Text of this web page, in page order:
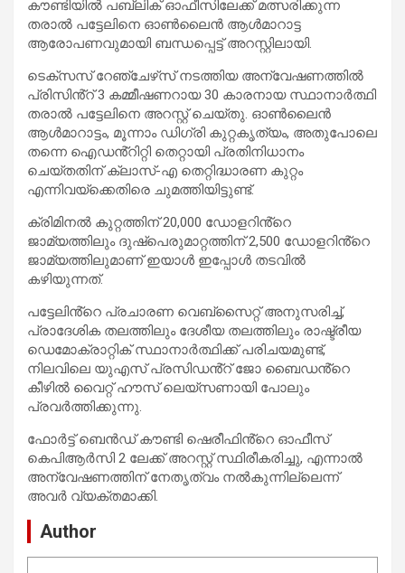
കൗണ്ടിയിൽ പബ്ലിക് ഓഫീസിലേക്ക് മത്സരിക്കുന്ന
തരാൽ പട്ടേലിനെ ഓൺലൈൻ ആൾമാറാട്ട
ആരോപണവുമായി ബന്ധപ്പെട്ട് അറസ്റ്റിലായി.
ടെക്‌സസ് റേഞ്ചേഴ്‌സ് നടത്തിയ അന്വേഷണത്തിൽ
പ്രിസിൻ്റ് 3 കമ്മീഷണറായ 30 കാരനായ സ്ഥാനാർത്ഥി
തരാൽ പട്ടേലിനെ അറസ്റ്റ് ചെയ്തു. ഓൺലൈൻ
ആൾമാറാട്ടം, മൂന്നാം ഡിഗ്രി കുറ്റകൃത്യം, അതുപോലെ
തന്നെ ഐഡൻ്റിറ്റി തെറ്റായി പ്രതിനിധാനം
ചെയ്‌തതിന് ക്ലാസ്-എ തെറ്റിദ്ധാരണ കുറ്റം
എന്നിവയ്‌ക്കെതിരെ ചുമത്തിയിട്ടുണ്ട്.
ക്രിമിനൽ കുറ്റത്തിന് 20,000 ഡോളറിൻ്റെ
ജാമ്യത്തിലും ദുഷ്‌പെരുമാറ്റത്തിന് 2,500 ഡോളറിൻ്റെ
ജാമ്യത്തിലുമാണ് ഇയാൾ ഇപ്പോൾ തടവിൽ
കഴിയുന്നത്.
പട്ടേലിൻ്റെ പ്രചാരണ വെബ്‌സൈറ്റ് അനുസരിച്ച്,
പ്രാദേശിക തലത്തിലും ദേശീയ തലത്തിലും രാഷ്ട്രീയ
ഡെമോക്രാറ്റിക് സ്ഥാനാർത്ഥിക്ക് പരിചയമുണ്ട്,
നിലവിലെ യുഎസ് പ്രസിഡൻ്റ് ജോ ബൈഡൻ്റെ
കീഴിൽ വൈറ്റ് ഹൗസ് ലെയ്‌സണായി പോലും
പ്രവർത്തിക്കുന്നു.
ഫോർട്ട് ബെൻഡ് കൗണ്ടി ഷെരീഫിൻ്റെ ഓഫീസ്
കെപിആർസി 2 ലേക്ക് അറസ്റ്റ് സ്ഥിരീകരിച്ചു, എന്നാൽ
അന്വേഷണത്തിന് നേതൃത്വം നൽകുന്നില്ലെന്ന്
അവർ വ്യക്തമാക്കി.
Author